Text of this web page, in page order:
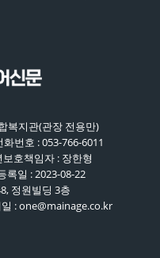
복지관(관장 전용만)
번호 : 053-766-6011
호책임자 : 장한형
록일 : 2023-08-22
정원빌딩 3층
: one@mainage.co.kr